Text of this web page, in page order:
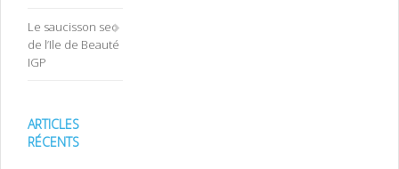
Le saucisson sec
de l’Ile de Beauté
IGP
ARTICLES
RÉCENTS